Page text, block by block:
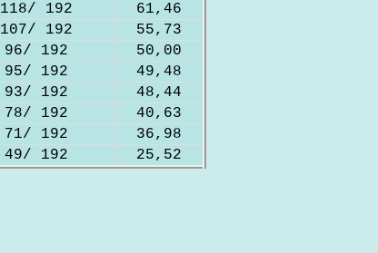
118/ 192
61,46
107/ 192
55,73
96/ 192
50,00
95/ 192
49,48
93/ 192
48,44
78/ 192
40,63
71/ 192
36,98
49/ 192 25,52